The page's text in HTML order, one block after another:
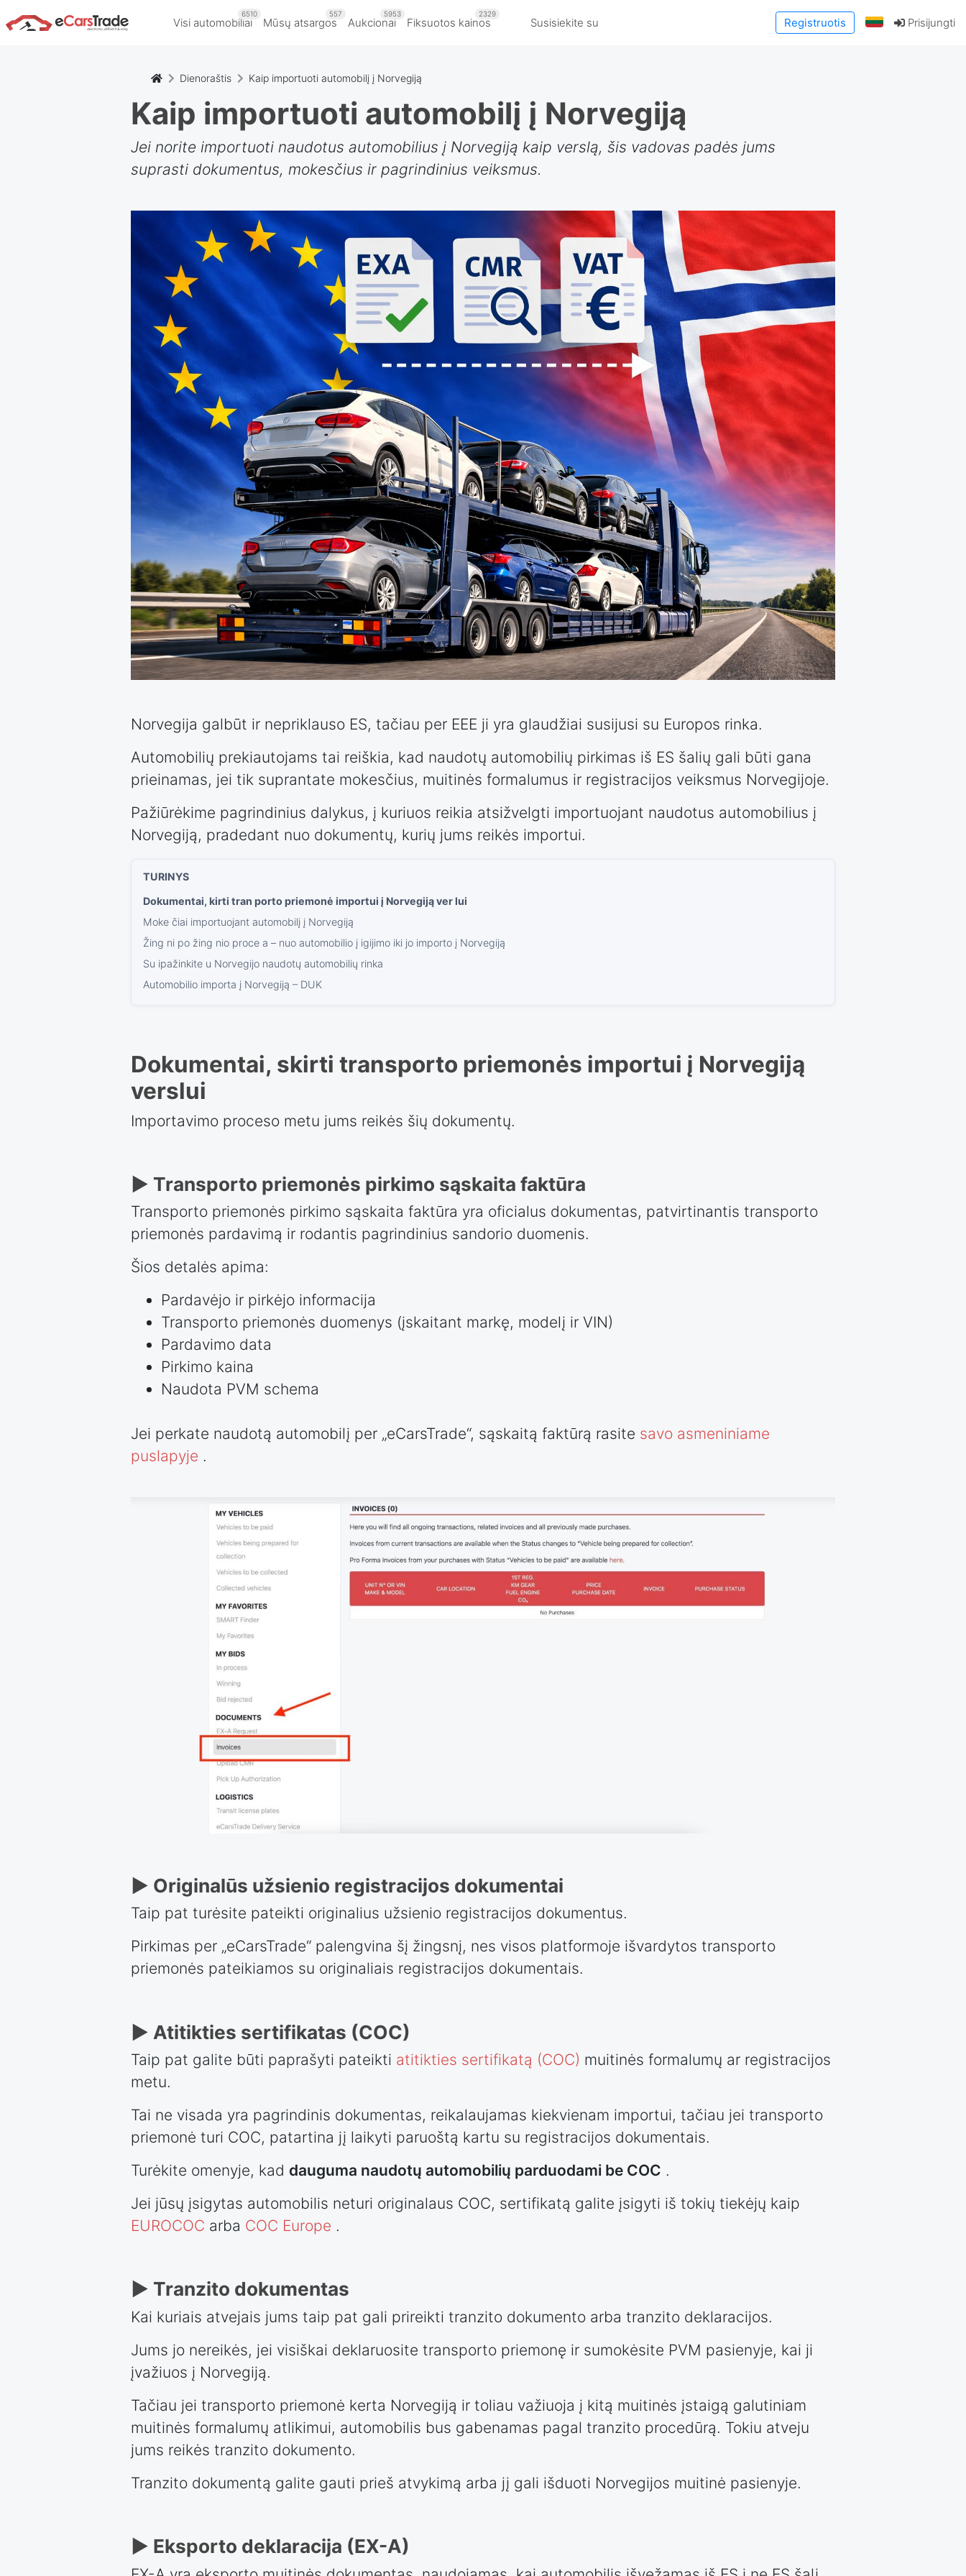
Visi automobiliai
6510
Mūsų atsargos
557
Aukcionai
5953
Fiksuotos kainos
2329
Susisiekite su Registruotis Prisijungti
Dienoraštis Kaip importuoti automobilį į Norvegiją
Kaip importuoti automobilį į Norvegiją
Jei norite importuoti naudotus automobilius į Norvegiją kaip verslą, šis vadovas padės jums
suprasti dokumentus, mokesčius ir pagrindinius veiksmus.
Norvegija galbūt ir nepriklauso ES, tačiau per EEE ji yra glaudžiai susijusi su Europos rinka.
Automobilių prekiautojams tai reiškia, kad naudotų automobilių pirkimas iš ES šalių gali būti gana
prieinamas, jei tik suprantate mokesčius, muitinės formalumus ir registracijos veiksmus Norvegijoje.
Pažiūrėkime pagrindinius dalykus, į kuriuos reikia atsižvelgti importuojant naudotus automobilius į
Norvegiją, pradedant nuo dokumentų, kurių jums reikės importui.
Dokumentai, kirti tran porto priemonė importui į Norvegiją ver lui
Moke čiai importuojant automobilį į Norvegiją
Žing ni po žing nio proce a – nuo automobilio į igijimo iki jo importo į Norvegiją
Su ipažinkite u Norvegijo naudotų automobilių rinka
Automobilio importa į Norvegiją – DUK
Dokumentai, skirti transporto priemonės importui į Norvegiją
verslui
Importavimo proceso metu jums reikės šių dokumentų.
► Transporto priemonės pirkimo sąskaita faktūra
Transporto priemonės pirkimo sąskaita faktūra yra oficialus dokumentas, patvirtinantis transporto
priemonės pardavimą ir rodantis pagrindinius sandorio duomenis.
Šios detalės apima:
Pardavėjo ir pirkėjo informacija
Transporto priemonės duomenys (įskaitant markę, modelį ir VIN)
Pardavimo data
Pirkimo kaina
Naudota PVM schema
Jei perkate naudotą automobilį per „eCarsTrade“, sąskaitą faktūrą rasite savo asmeniniame
puslapyje .
► Originalūs užsienio registracijos dokumentai
Taip pat turėsite pateikti originalius užsienio registracijos dokumentus.
Pirkimas per „eCarsTrade“ palengvina šį žingsnį, nes visos platformoje išvardytos transporto
priemonės pateikiamos su originaliais registracijos dokumentais.
► Atitikties sertifikatas (COC)
Taip pat galite būti paprašyti pateikti atitikties sertifikatą (COC) muitinės formalumų ar registracijos
metu.
Tai ne visada yra pagrindinis dokumentas, reikalaujamas kiekvienam importui, tačiau jei transporto
priemonė turi COC, patartina jį laikyti paruoštą kartu su registracijos dokumentais.
Turėkite omenyje, kad dauguma naudotų automobilių parduodami be COC .
Jei jūsų įsigytas automobilis neturi originalaus COC, sertifikatą galite įsigyti iš tokių tiekėjų kaip
EUROCOC arba COC Europe .
► Tranzito dokumentas
Kai kuriais atvejais jums taip pat gali prireikti tranzito dokumento arba tranzito deklaracijos.
Jums jo nereikės, jei visiškai deklaruosite transporto priemonę ir sumokėsite PVM pasienyje, kai ji
įvažiuos į Norvegiją.
Tačiau jei transporto priemonė kerta Norvegiją ir toliau važiuoja į kitą muitinės įstaigą galutiniam
muitinės formalumų atlikimui, automobilis bus gabenamas pagal tranzito procedūrą. Tokiu atveju
jums reikės tranzito dokumento.
Tranzito dokumentą galite gauti prieš atvykimą arba jį gali išduoti Norvegijos muitinė pasienyje.
► Eksporto deklaracija (EX-A)